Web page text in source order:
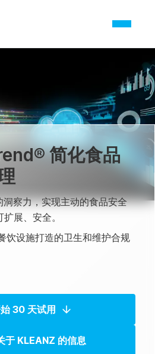
简化食品
察力，实现主动的食品安全
展、安全。
饮设施打造的卫生和维护合规
30 天试用
于 KLEANZ 的信息